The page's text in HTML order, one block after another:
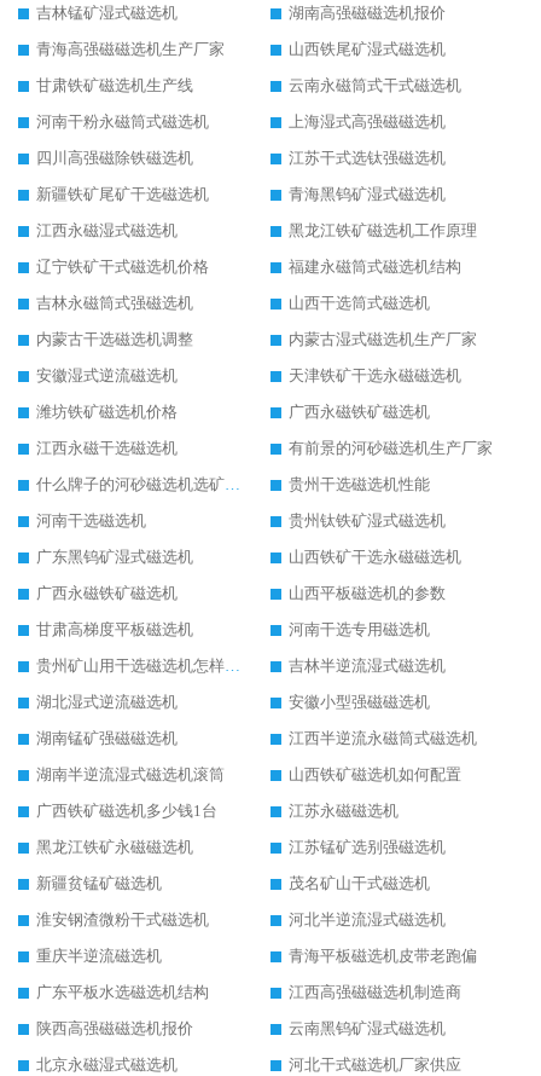
吉林锰矿湿式磁选机
湖南高强磁磁选机报价
青海高强磁磁选机生产厂家
山西铁尾矿湿式磁选机
甘肃铁矿磁选机生产线
云南永磁筒式干式磁选机
河南干粉永磁筒式磁选机
上海湿式高强磁磁选机
四川高强磁除铁磁选机
江苏干式选钛强磁选机
新疆铁矿尾矿干选磁选机
青海黑钨矿湿式磁选机
江西永磁湿式磁选机
黑龙江铁矿磁选机工作原理
辽宁铁矿干式磁选机价格
福建永磁筒式磁选机结构
吉林永磁筒式强磁选机
山西干选筒式磁选机
内蒙古干选磁选机调整
内蒙古湿式磁选机生产厂家
安徽湿式逆流磁选机
天津铁矿干选永磁磁选机
潍坊铁矿磁选机价格
广西永磁铁矿磁选机
江西永磁干选磁选机
有前景的河砂磁选机生产厂家
什么牌子的河砂磁选机选矿效果好
贵州干选磁选机性能
河南干选磁选机
贵州钛铁矿湿式磁选机
广东黑钨矿湿式磁选机
山西铁矿干选永磁磁选机
广西永磁铁矿磁选机
山西平板磁选机的参数
甘肃高梯度平板磁选机
河南干选专用磁选机
贵州矿山用干选磁选机怎样调磁
吉林半逆流湿式磁选机
湖北湿式逆流磁选机
安徽小型强磁磁选机
湖南锰矿强磁磁选机
江西半逆流永磁筒式磁选机
湖南半逆流湿式磁选机滚筒
山西铁矿磁选机如何配置
广西铁矿磁选机多少钱1台
江苏永磁磁选机
黑龙江铁矿永磁磁选机
江苏锰矿选别强磁选机
新疆贫锰矿磁选机
茂名矿山干式磁选机
淮安钢渣微粉干式磁选机
河北半逆流湿式磁选机
重庆半逆流磁选机
青海平板磁选机皮带老跑偏
广东平板水选磁选机结构
江西高强磁磁选机制造商
陕西高强磁磁选机报价
云南黑钨矿湿式磁选机
北京永磁湿式磁选机
河北干式磁选机厂家供应